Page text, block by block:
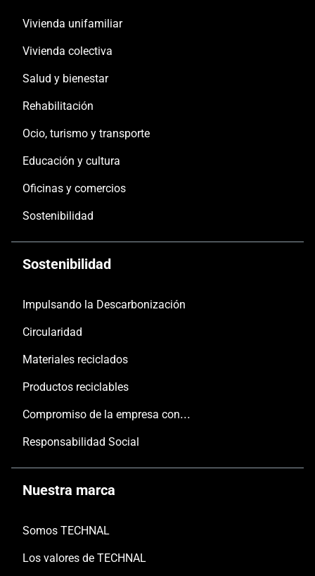
Vivienda unifamiliar
Vivienda colectiva
Salud y bienestar
Rehabilitación
Ocio, turismo y transporte
Educación y cultura
Oficinas y comercios
Sostenibilidad
Sostenibilidad
Impulsando la Descarbonización
Circularidad
Materiales reciclados
Productos reciclables
Compromiso de la empresa con las personas y el planeta
Responsabilidad Social
Nuestra marca
Somos TECHNAL
Los valores de TECHNAL